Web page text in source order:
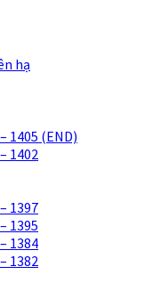
hạ
1405 (END)
1402
1397
1395
1384
1382